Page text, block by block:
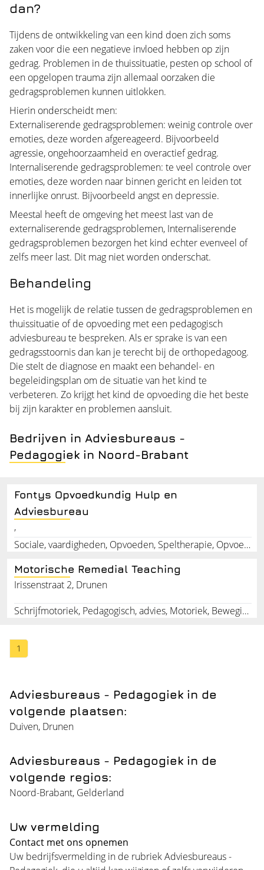
dan?
Tijdens de ontwikkeling van een kind doen zich soms
zaken voor die een negatieve invloed hebben op zijn
gedrag. Problemen in de thuissituatie, pesten op school of
een opgelopen trauma zijn allemaal oorzaken die
gedragsproblemen kunnen uitlokken.
Hierin onderscheidt men:
Externaliserende gedragsproblemen: weinig controle over
emoties, deze worden afgereageerd. Bijvoorbeeld
agressie, ongehoorzaamheid en overactief gedrag.
Internaliserende gedragsproblemen: te veel controle over
emoties, deze worden naar binnen gericht en leiden tot
innerlijke onrust. Bijvoorbeeld angst en depressie.
Meestal heeft de omgeving het meest last van de
externaliserende gedragsproblemen, Internaliserende
gedragsproblemen bezorgen het kind echter evenveel of
zelfs meer last. Dit mag niet worden onderschat.
Behandeling
Het is mogelijk de relatie tussen de gedragsproblemen en
thuissituatie of de opvoeding met een pedagogisch
adviesbureau te bespreken. Als er sprake is van een
gedragsstoornis dan kan je terecht bij de orthopedagoog.
Die stelt de diagnose en maakt een behandel- en
begeleidingsplan om de situatie van het kind te
verbeteren. Zo krijgt het kind de opvoeding die het beste
bij zijn karakter en problemen aansluit.
Bedrijven in Adviesbureaus -
Pedagogiek in Noord-Brabant
Fontys Opvoedkundig Hulp en
Adviesbureau
,
Sociale, vaardigheden, Opvoeden, Speltherapie, Opvoedingsvragen, Ouder, en, kind
Motorische Remedial Teaching
Irissenstraat 2, Drunen
Schrijfmotoriek, Pedagogisch, advies, Motoriek, Bewegingstraining, Remedial, teaching
1
Adviesbureaus - Pedagogiek in de
volgende plaatsen:
Duiven, Drunen
Adviesbureaus - Pedagogiek in de
volgende regios:
Noord-Brabant, Gelderland
Uw vermelding
Contact met ons opnemen
Uw bedrijfsvermelding in de rubriek Adviesbureaus -